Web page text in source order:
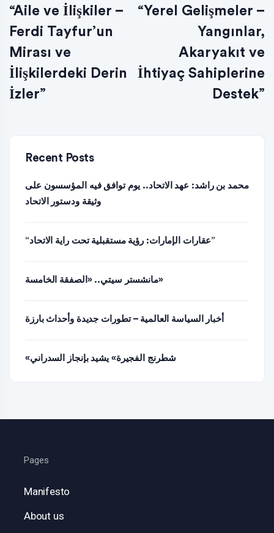
“Aile ve İlişkiler –
Ferdi Tayfur’un
Mirası ve
İlişkilerdeki Derin
İzler”
“Yerel Gelişmeler –
Yangınlar,
Akaryakıt ve
İhtiyaç Sahiplerine
Destek”
Recent Posts
محمد بن راشد: عهد الاتحاد.. يوم توافق فيه المؤسسون على
وثيقة ودستور الاتحاد
“عقارات الإمارات: رؤية مستقبلية تحت راية الاتحاد”
مانشستر سيتي.. «الصفقة الخامسة»
أخبار السياسة العالمية – تطورات جديدة وأحداث بارزة
«شطرنج الفجيرة» يشيد بإنجاز السدراني
Pages
Manifesto
About us